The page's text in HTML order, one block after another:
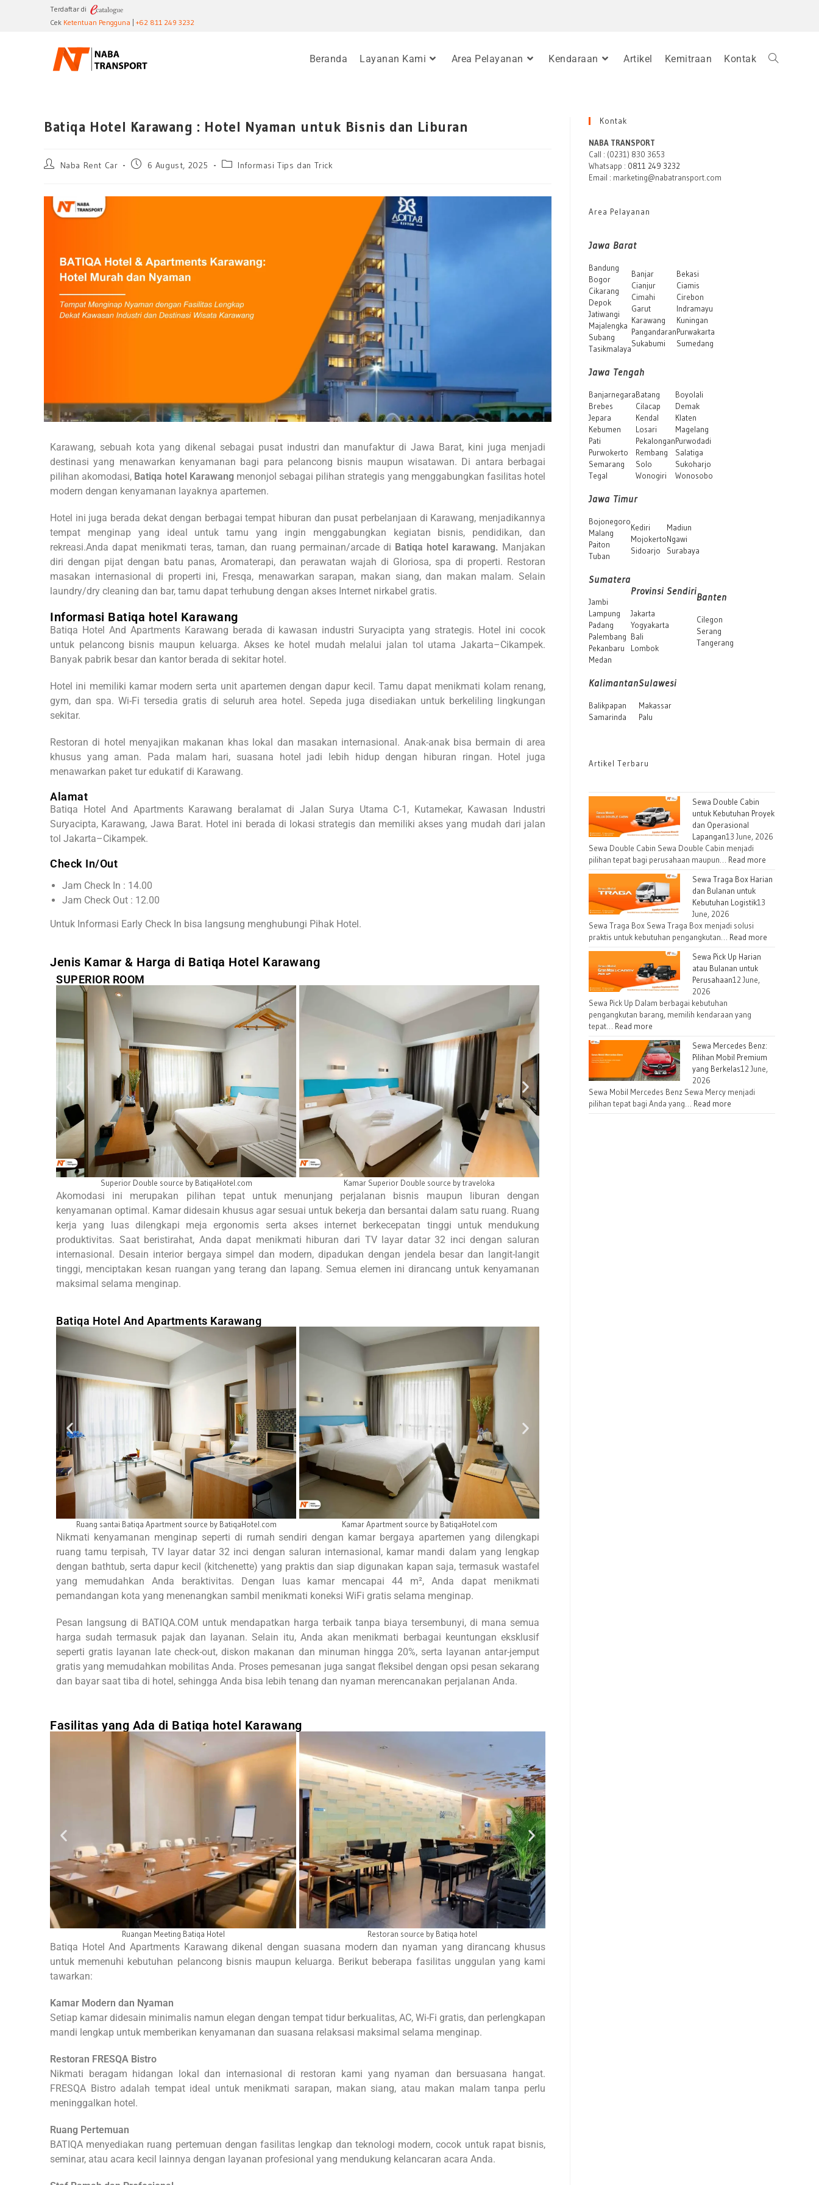
Terdaftar di
Cek Ketentuan Pengguna +62 811 249 3232
Beranda Layanan Kami Area Pelayanan Kendaraan Artikel Kemitraan Kontak
Batiqa Hotel Karawang : Hotel Nyaman untuk Bisnis dan Liburan
Naba Rent Car 6 August, 2025 Informasi Tips dan Trick
Karawang, sebuah kota yang dikenal sebagai pusat industri dan manufaktur di Jawa Barat, kini juga menjadi
destinasi yang menawarkan kenyamanan bagi para pelancong bisnis maupun wisatawan. Di antara berbagai
pilihan akomodasi, Batiqa hotel Karawangmenonjol sebagai pilihan strategis yang menggabungkan fasilitas hotel
modern dengan kenyamanan layaknya apartemen.
Hotel ini juga berada dekat dengan berbagai tempat hiburan dan pusat perbelanjaan di Karawang, menjadikannya
tempat menginap yang ideal untuk tamu yang ingin menggabungkan kegiatan bisnis, pendidikan, dan
rekreasi.Anda dapat menikmati teras, taman, dan ruang permainan/arcade di Batiqa hotel karawang. Manjakan
diri dengan pijat dengan batu panas, Aromaterapi, dan perawatan wajah di Gloriosa, spa di properti. Restoran
masakan internasional di properti ini, Fresqa, menawarkan sarapan, makan siang, dan makan malam. Selain
laundry/dry cleaning dan bar, tamu dapat terhubung dengan akses Internet nirkabel gratis.
Informasi Batiqa hotel Karawang
Batiqa Hotel And Apartments Karawang berada di kawasan industri Suryacipta yang strategis. Hotel ini cocok
untuk pelancong bisnis maupun keluarga. Akses ke hotel mudah melalui jalan tol utama Jakarta–Cikampek.
Banyak pabrik besar dan kantor berada di sekitar hotel.
Hotel ini memiliki kamar modern serta unit apartemen dengan dapur kecil. Tamu dapat menikmati kolam renang,
gym, dan spa. Wi-Fi tersedia gratis di seluruh area hotel. Sepeda juga disediakan untuk berkeliling lingkungan
sekitar.
Restoran di hotel menyajikan makanan khas lokal dan masakan internasional. Anak-anak bisa bermain di area
khusus yang aman. Pada malam hari, suasana hotel jadi lebih hidup dengan hiburan ringan. Hotel juga
menawarkan paket tur edukatif di Karawang.
Alamat
Batiqa Hotel And Apartments Karawang beralamat di Jalan Surya Utama C-1, Kutamekar, Kawasan Industri
Suryacipta, Karawang, Jawa Barat. Hotel ini berada di lokasi strategis dan memiliki akses yang mudah dari jalan
tol Jakarta–Cikampek.
Check In/Out
Jam Check In : 14.00
Jam Check Out : 12.00
Untuk Informasi Early Check In bisa langsung menghubungi Pihak Hotel.
Jenis Kamar & Harga di Batiqa Hotel Karawang
SUPERIOR ROOM
Kamar Superior Double source by traveloka Superior Double source by BatiqaHotel.com
Akomodasi ini merupakan pilihan tepat untuk menunjang perjalanan bisnis maupun liburan dengan
kenyamanan optimal. Kamar didesain khusus agar sesuai untuk bekerja dan bersantai dalam satu ruang. Ruang
kerja yang luas dilengkapi meja ergonomis serta akses internet berkecepatan tinggi untuk mendukung
produktivitas. Saat beristirahat, Anda dapat menikmati hiburan dari TV layar datar 32 inci dengan saluran
internasional. Desain interior bergaya simpel dan modern, dipadukan dengan jendela besar dan langit-langit
tinggi, menciptakan kesan ruangan yang terang dan lapang. Semua elemen ini dirancang untuk kenyamanan
maksimal selama menginap.
Batiqa Hotel And Apartments Karawang
Kamar Apartment source by BatiqaHotel.com Ruang santai Batiqa Apartment source by BatiqaHotel.com
Nikmati kenyamanan menginap seperti di rumah sendiri dengan kamar bergaya apartemen yang dilengkapi
ruang tamu terpisah, TV layar datar 32 inci dengan saluran internasional, kamar mandi dalam yang lengkap
dengan bathtub, serta dapur kecil (kitchenette) yang praktis dan siap digunakan kapan saja, termasuk wastafel
yang memudahkan Anda beraktivitas. Dengan luas kamar mencapai 44 m², Anda dapat menikmati
pemandangan kota yang menenangkan sambil menikmati koneksi WiFi gratis selama menginap.
Pesan langsung di BATIQA.COM untuk mendapatkan harga terbaik tanpa biaya tersembunyi, di mana semua
harga sudah termasuk pajak dan layanan. Selain itu, Anda akan menikmati berbagai keuntungan eksklusif
seperti gratis layanan late check-out, diskon makanan dan minuman hingga 20%, serta layanan antar-jemput
gratis yang memudahkan mobilitas Anda. Proses pemesanan juga sangat fleksibel dengan opsi pesan sekarang
dan bayar saat tiba di hotel, sehingga Anda bisa lebih tenang dan nyaman merencanakan perjalanan Anda.
Fasilitas yang Ada di Batiqa hotel Karawang
Restoran source by Batiqa hotel Ruangan Meeting Batiqa Hotel
Batiqa Hotel And Apartments Karawang dikenal dengan suasana modern dan nyaman yang dirancang khusus
untuk memenuhi kebutuhan pelancong bisnis maupun keluarga. Berikut beberapa fasilitas unggulan yang kami
tawarkan:
Kamar Modern dan Nyaman
Setiap kamar didesain minimalis namun elegan dengan tempat tidur berkualitas, AC, Wi-Fi gratis, dan perlengkapan
mandi lengkap untuk memberikan kenyamanan dan suasana relaksasi maksimal selama menginap.
Restoran FRESQA Bistro
Nikmati beragam hidangan lokal dan internasional di restoran kami yang nyaman dan bersuasana hangat.
FRESQA Bistro adalah tempat ideal untuk menikmati sarapan, makan siang, atau makan malam tanpa perlu
meninggalkan hotel.
Ruang Pertemuan
BATIQA menyediakan ruang pertemuan dengan fasilitas lengkap dan teknologi modern, cocok untuk rapat bisnis,
seminar, atau acara kecil lainnya dengan layanan profesional yang mendukung kelancaran acara Anda.
Kontak
NABA TRANSPORT
Call : (0231) 830 3653
Whatsapp : 0811 249 3232
Email : marketing@nabatransport.com
Area Pelayanan
Jawa Barat
Bandung
Bogor
Cikarang
Depok
Jatiwangi
Majalengka
Subang
Tasikmalaya
Banjar
Cianjur
Cimahi
Garut
Karawang
Pangandaran
Sukabumi
Bekasi
Ciamis
Cirebon
Indramayu
Kuningan
Purwakarta
Sumedang
Jawa Tengah
Banjarnegara
Brebes
Jepara
Kebumen
Pati
Purwokerto
Semarang
Tegal
Batang
Cilacap
Kendal
Losari
Pekalongan
Rembang
Solo
Wonogiri
Boyolali
Demak
Klaten
Magelang
Purwodadi
Salatiga
Sukoharjo
Wonosobo
Jawa Timur
Bojonegoro
Malang
Paiton
Tuban
Kediri
Mojokerto
Sidoarjo
Madiun
Ngawi
Surabaya
Sumatera
Jambi
Lampung
Padang
Palembang
Pekanbaru
Medan
Provinsi Sendiri
Jakarta
Yogyakarta
Bali
Lombok
Banten
Cilegon
Serang
Tangerang
Kalimantan
Balikpapan
Samarinda
Sulawesi
Makassar
Palu
Artikel Terbaru
Sewa Double Cabin
untuk Kebutuhan Proyek
dan Operasional
Lapangan13 June, 2026
Sewa Double Cabin Sewa Double Cabin menjadi
pilihan tepat bagi perusahaan maupun… Read more
Sewa Traga Box Harian
dan Bulanan untuk
Kebutuhan Logistik13
June, 2026
Sewa Traga Box Sewa Traga Box menjadi solusi
praktis untuk kebutuhan pengangkutan… Read more
Sewa Pick Up Harian
atau Bulanan untuk
Perusahaan12 June,
2026
Sewa Pick Up Dalam berbagai kebutuhan
pengangkutan barang, memilih kendaraan yang
tepat… Read more
Sewa Mercedes Benz:
Pilihan Mobil Premium
yang Berkelas12 June,
2026
Sewa Mobil Mercedes Benz Sewa Mercy menjadi
pilihan tepat bagi Anda yang… Read more